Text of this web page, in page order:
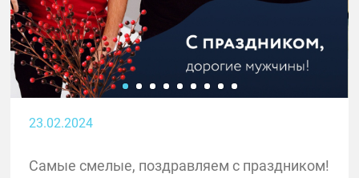
23.02.2024
Самые смелые, поздравляем с праздником!